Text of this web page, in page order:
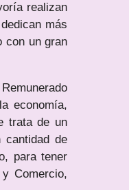
realizan
más
con un gran
economía,
trata de un
de
para tener
Comercio,